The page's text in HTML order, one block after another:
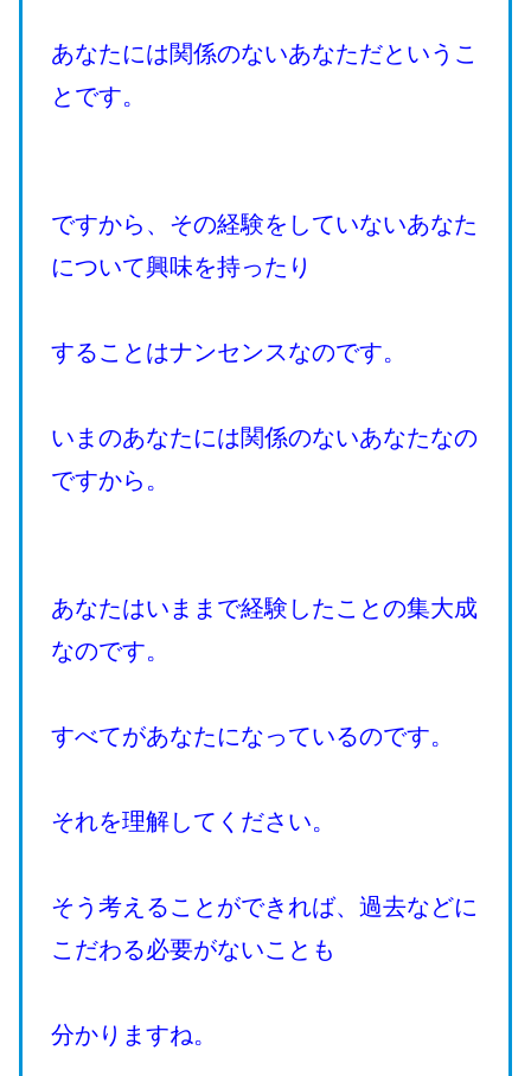
あなたには関係のないあなただというこ
とです。
ですから、その経験をしていないあなた
について興味を持ったり
することはナンセンスなのです。
いまのあなたには関係のないあなたなの
ですから。
あなたはいままで経験したことの集大成
なのです。
すべてがあなたになっているのです。
それを理解してください。
そう考えることができれば、過去などに
こだわる必要がないことも
分かりますね。